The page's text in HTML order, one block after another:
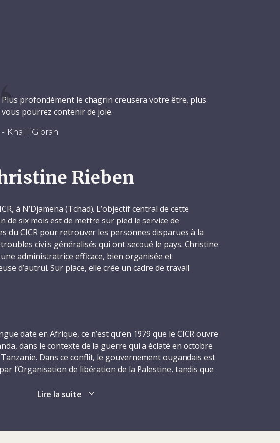
Plus profondément le chagrin creusera votre être, plus
vous pourrez contenir de joie.
- Khalil Gibran
Rieben
à N’Djamena (Tchad). L’objectif central de cette
de six mois est de mettre sur pied le service de
du CICR pour retrouver les personnes disparues à la
civils généralisés qui ont secoué le pays. Christine
administratrice efficace, bien organisée et
d’autrui. Sur place, elle crée un cadre de travail
de personnes sont requises au sein de la délégation du
créée en Ouganda. Arrivée sur place en
1979, elle n’est en fonctions que depuis quelques
quand elle perd la vie dans un accident de la route près de
blessés.
sans attirer l’attention sur elle-même. En associant la
date en Afrique, ce n’est qu’en 1979 que le CICR ouvre
dans le contexte de la guerre qui a éclaté en octobre
Dans ce conflit, le gouvernement ougandais est
l’Organisation de libération de la Palestine, tandis que
appuyé par la Tanzanie, renverse le
l’Ouganda souffre de graves pénuries et le pays est
Lire la suite